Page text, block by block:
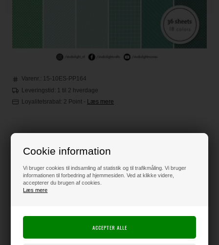
Cookie information
Vi bruger cookies til indsamling af statistik og til trafikmåling. Vi bruger
informationen til forbedring af hjemmesiden. Ved at klikke videre,
accepterer du brugen af cookies.
Læs mere
Varenr.: 15-10ES-PP164
Leveringstid: 1 til 2 hverdage
Loyalitetsrabat: 2 Point - Læs mere
55,00DKK
Klik her for pris inkl. fragt
Producent:Studio Light